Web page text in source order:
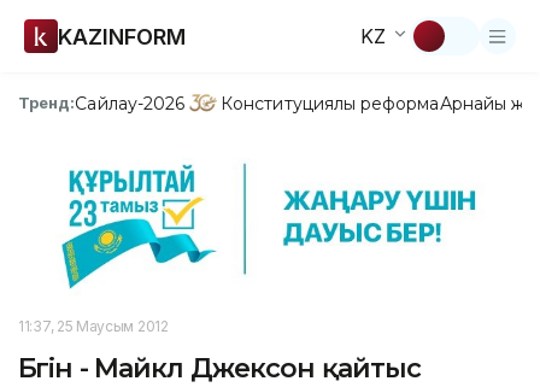
KAZINFORM KZ
Тренд:Сайлау-2026 Конституциялық реформаАрнайы
11:37, 25 Маусым 2012
Бүгін - Майкл Джексон қайтыс